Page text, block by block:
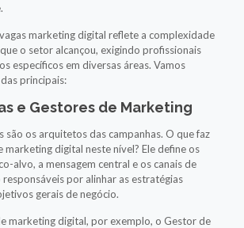
marketing digital reflete a complexidade
o setor alcançou, exigindo profissionais
específicos em diversas áreas. Vamos
principais:
e Gestores de Marketing
são os arquitetos das campanhas. O que faz
marketing digital neste nível? Ele define os
alvo, a mensagem central e os canais de
responsáveis por alinhar as estratégias
gerais de negócio.
marketing digital, por exemplo, o Gestor de